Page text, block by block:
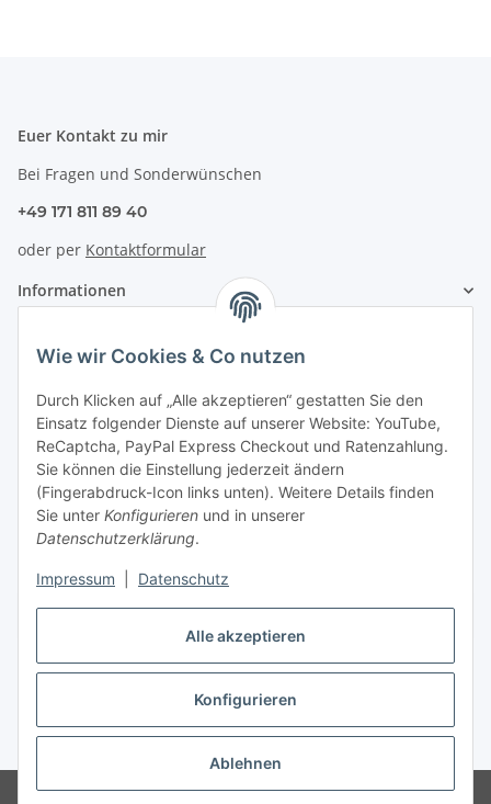
Alle akzeptieren
Konfigurieren
Ablehnen
Wie wir Cookies & Co nutzen
Durch Klicken auf „Alle akzeptieren“ gestatten Sie den
Einsatz folgender Dienste auf unserer Website: YouTube,
ReCaptcha, PayPal Express Checkout und Ratenzahlung.
Sie können die Einstellung jederzeit ändern
(Fingerabdruck-Icon links unten). Weitere Details finden
Sie unter Konfigurieren und in unserer
Datenschutzerklärung.
Impressum Datenschutz
Euer Kontakt zu mir
Bei Fragen und Sonderwünschen
+49 171 811 89 40
oder per Kontaktformular
Informationen
Zahlung & Versand
Vertrag widerrufen
* Alle Preise nach §19 UStG ohne USt., zzgl.Versand
© Katis Kollektion. Alle Reche vorbehalten.